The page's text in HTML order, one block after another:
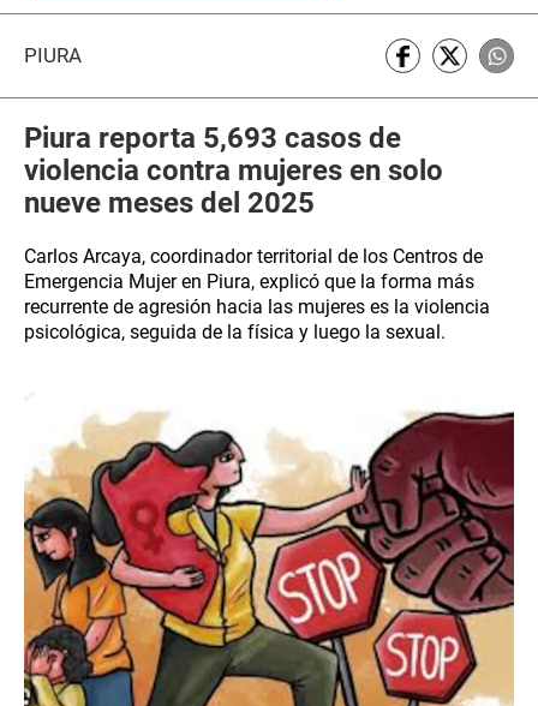
PIURA
Piura reporta 5,693 casos de
violencia contra mujeres en solo
nueve meses del 2025
Carlos Arcaya, coordinador territorial de los Centros de
Emergencia Mujer en Piura, explicó que la forma más
recurrente de agresión hacia las mujeres es la violencia
psicológica, seguida de la física y luego la sexual.